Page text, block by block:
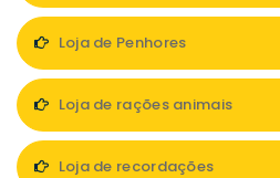
Loja de Penhores
Loja de rações animais
Loja de recordações